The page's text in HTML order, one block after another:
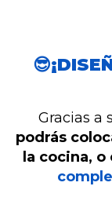
Gracias a
podrás
la cocina,